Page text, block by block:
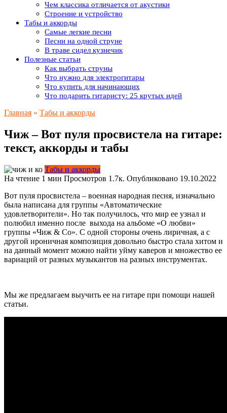
Чем классика отличается от акустики
Строение и устройство
Табы и аккорды
Самые легкие песни
Песни на одной струне
В траве сидел кузнечик
Полезные статьи
Как выбрать струны
Что нужно для электрогитары
Что купить для начинающих
Что подарить гитаристу: 25 крутых идей
Главная » Табы и аккорды
Чиж – Вот пуля просвистела на гитаре:
текст, аккорды и табы
Табы и аккорды
На чтение 1 мин Просмотров 1.7к. Опубликовано 19.10.2022
Вот пуля просвистела – военная народная песня, изначально
была написана для группы «Автоматические
удовлетворители». Но так получилось, что мир ее узнал и
полюбил именно после выхода на альбоме «О любви»
группы «Чиж & Co». С одной стороны очень лиричная, а с
другой ироничная композиция довольно быстро стала хитом и
на данный момент можно найти уйму каверов и множество ее
вариаций от разных музыкантов на разных инструментах.
Мы же предлагаем выучить ее на гитаре при помощи нашей
статьи.